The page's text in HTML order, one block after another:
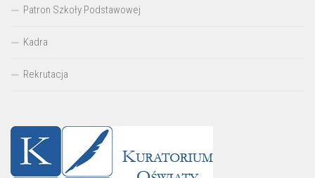
Patron Szkoły Podstawowej
Kadra
Rekrutacja